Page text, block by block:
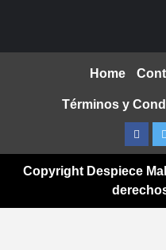
Home
Términos y
Copyright Despiece